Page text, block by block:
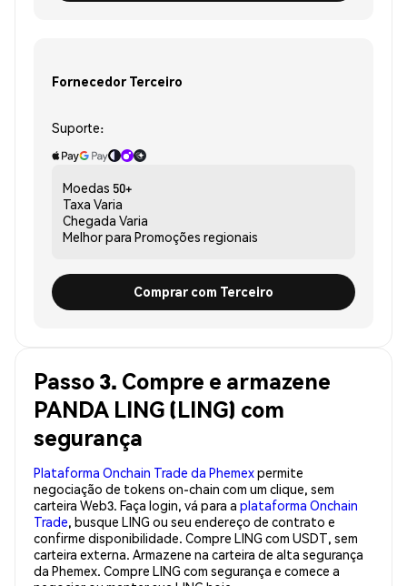
Fornecedor Terceiro
Suporte:
Moedas 50+
Taxa Varia
Chegada Varia
Melhor para Promoções regionais
Comprar com Terceiro
Passo 3. Compre e armazene
PANDA LING (LING) com
segurança
Plataforma Onchain Trade da Phemexpermite
negociação de tokens on-chain com um clique, sem
carteira Web3. Faça login, vá para a plataforma Onchain
Trade, busque LING ou seu endereço de contrato e
confirme disponibilidade. Compre LING com USDT, sem
carteira externa. Armazene na carteira de alta segurança
da Phemex. Compre LING com segurança e comece a